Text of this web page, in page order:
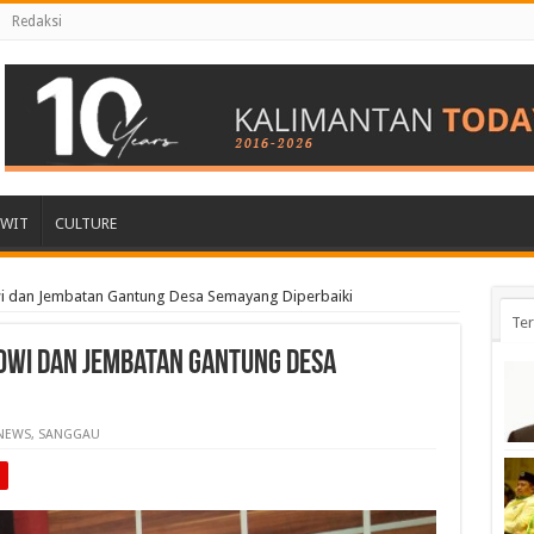
Redaksi
CULTURE
dan Jembatan Gantung Desa Semayang Diperbaiki
dan Jembatan Gantung Desa
, SANGGAU